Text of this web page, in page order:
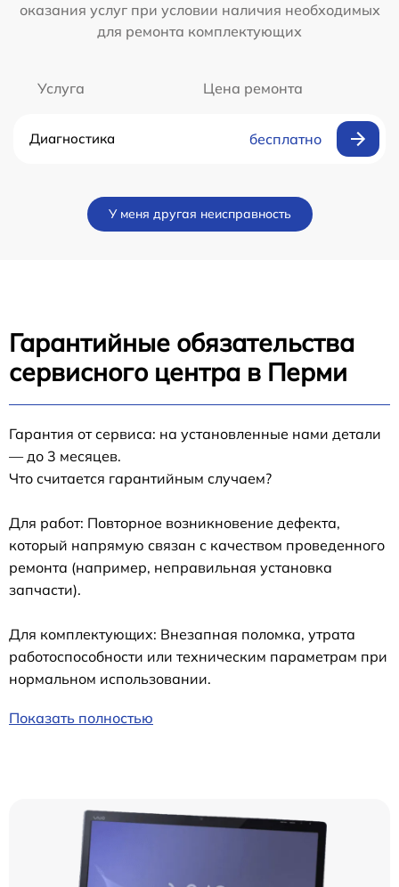
оказания услуг при условии наличия необходимых
для ремонта комплектующих
Услуга Цена ремонта
Диагностика бесплатно
У меня другая неисправность
Гарантийные обязательства
сервисного центра в Перми
Гарантия от сервиса: на установленные нами детали
— до 3 месяцев.
Что считается гарантийным случаем?
Для работ: Повторное возникновение дефекта,
который напрямую связан с качеством проведенного
ремонта (например, неправильная установка
запчасти).
Для комплектующих: Внезапная поломка, утрата
работоспособности или техническим параметрам при
нормальном использовании.
Показать полностью